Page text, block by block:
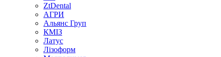
ZtDental
АГРИ
Альянс Груп
КМІЗ
Латус
Лізоформ